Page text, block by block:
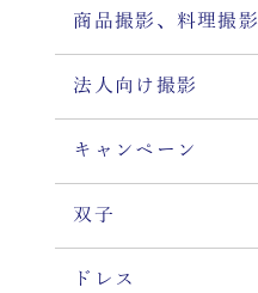
商品撮影、料理撮影
法人向け撮影
キャンペーン
双子
ドレス